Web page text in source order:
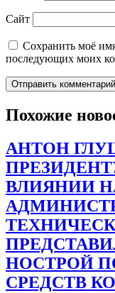
Сайт
Сохранить моё
последующих моих
Похожие
АНТОН
ВЛИЯНИИ
НОСТРОЙ
СРЕДСТВ